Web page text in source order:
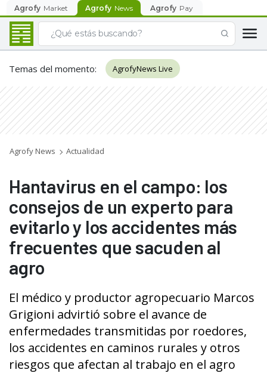
Agrofy Market Agrofy News Agrofy Pay
Temas del momento: AgrofyNews Live
Agrofy News Actualidad
Hantavirus en el campo: los
consejos de un experto para
evitarlo y los accidentes más
frecuentes que sacuden al
agro
El médico y productor agropecuario Marcos
Grigioni advirtió sobre el avance de
enfermedades transmitidas por roedores,
los accidentes en caminos rurales y otros
riesgos que afectan al trabajo en el agro